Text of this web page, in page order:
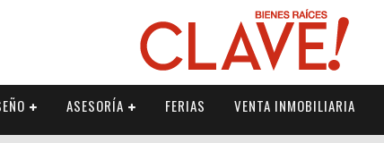
ASESORÍA FERIAS VENTA INMOBILIARIA